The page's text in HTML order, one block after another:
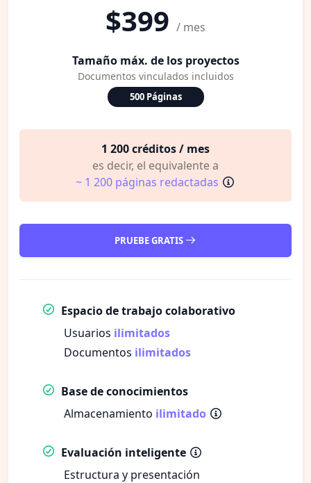
$399 / mes
Tamaño máx. de los proyectos
Documentos vinculados incluidos
500 Páginas
1 200 créditos / mes
es decir, el equivalente a
~ 1 200 páginas redactadas
PRUEBE GRATIS
Espacio de trabajo colaborativo
Usuarios ilimitados
Documentos ilimitados
Base de conocimientos
Almacenamiento ilimitado
Evaluación inteligente
Estructura y presentación